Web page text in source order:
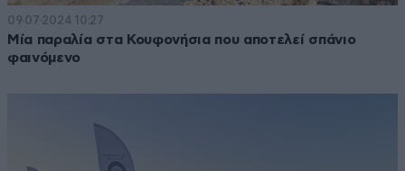
09·07·2024 10:27
Μία παραλία στα Κουφονήσια που αποτελεί σπάνιο
φαινόμενο